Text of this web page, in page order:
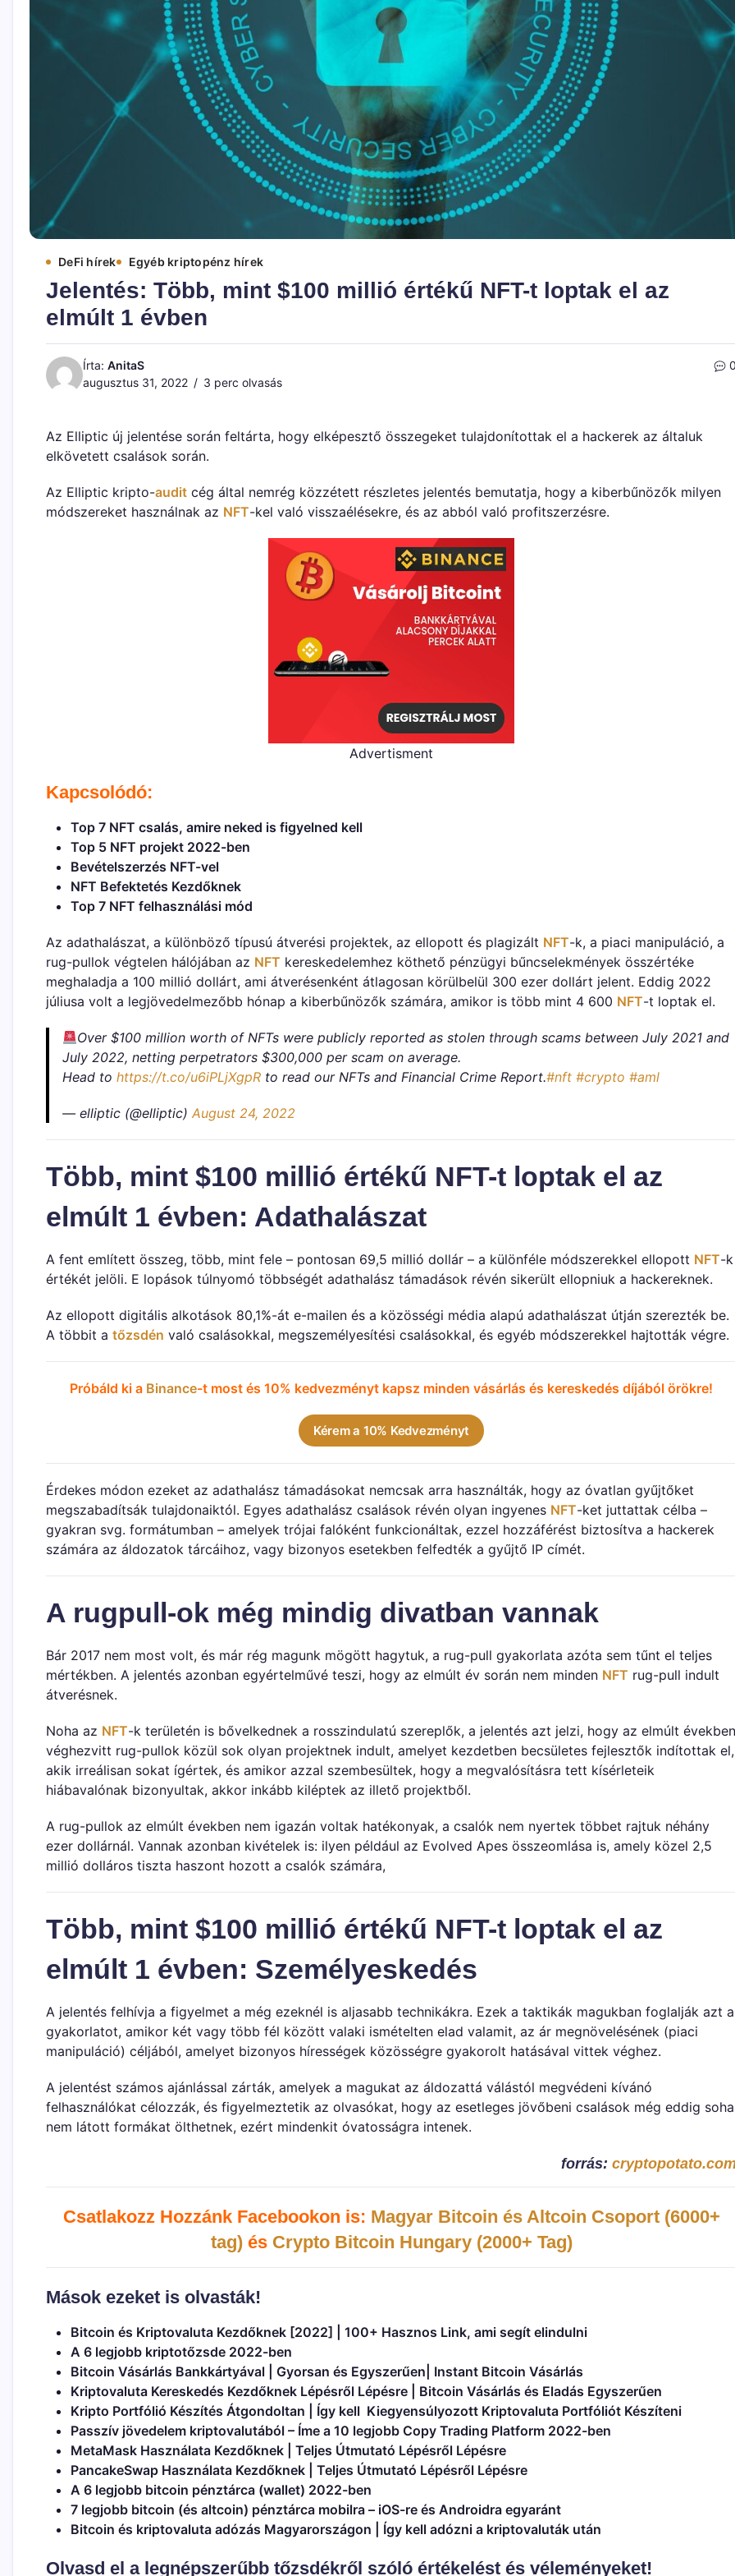
DeFi hírek Egyéb kriptopénz hírek
Jelentés: Több, mint $100 millió értékű NFT-t loptak el az
elmúlt 1 évben
Írta: AnitaS
augusztus 31, 2022
3 perc olvasás
Az Elliptic új jelentése során feltárta, hogy elképesztő összegeket tulajdonítottak el a hackerek az általuk
elkövetett csalások során.
Az Elliptic kripto-audit cég által nemrég közzétett részletes jelentés bemutatja, hogy a kiberbűnözők milyen
módszereket használnak az NFT-kel való visszaélésekre, és az abból való profitszerzésre.
Advertisment
Kapcsolódó:
Top 7 NFT csalás, amire neked is figyelned kell
Top 5 NFT projekt 2022-ben
Bevételszerzés NFT-vel
NFT Befektetés Kezdőknek
Top 7 NFT felhasználási mód
Az adathalászat, a különböző típusú átverési projektek, az ellopott és plagizált NFT-k, a piaci manipuláció, a
rug-pullok végtelen hálójában az NFT kereskedelemhez köthető pénzügyi bűncselekmények összértéke
meghaladja a 100 millió dollárt, ami átverésenként átlagosan körülbelül 300 ezer dollárt jelent. Eddig 2022
júliusa volt a legjövedelmezőbb hónap a kiberbűnözők számára, amikor is több mint 4 600 NFT-t loptak el.
Over $100 million worth of NFTs were publicly reported as stolen through scams between July 2021 and
July 2022, netting perpetrators $300,000 per scam on average.
Head to https://t.co/u6iPLjXgpR to read our NFTs and Financial Crime Report.#nft #crypto #aml
— elliptic (@elliptic) August 24, 2022
Több, mint $100 millió értékű NFT-t loptak el az
elmúlt 1 évben: Adathalászat
A fent említett összeg, több, mint fele – pontosan 69,5 millió dollár – a különféle módszerekkel ellopott NFT-k
értékét jelöli. E lopások túlnyomó többségét adathalász támadások révén sikerült ellopniuk a hackereknek.
Az ellopott digitális alkotások 80,1%-át e-mailen és a közösségi média alapú adathalászat útján szerezték be.
A többit a tőzsdén való csalásokkal, megszemélyesítési csalásokkal, és egyéb módszerekkel hajtották végre.
Próbáld ki a Binance-t most és 10% kedvezményt kapsz minden vásárlás és kereskedés díjából örökre!
Kérem a 10% Kedvezményt
Érdekes módon ezeket az adathalász támadásokat nemcsak arra használták, hogy az óvatlan gyűjtőket
megszabadítsák tulajdonaiktól. Egyes adathalász csalások révén olyan ingyenes NFT-ket juttattak célba –
gyakran svg. formátumban – amelyek trójai falóként funkcionáltak, ezzel hozzáférést biztosítva a hackerek
számára az áldozatok tárcáihoz, vagy bizonyos esetekben felfedték a gyűjtő IP címét.
A rugpull-ok még mindig divatban vannak
Bár 2017 nem most volt, és már rég magunk mögött hagytuk, a rug-pull gyakorlata azóta sem tűnt el teljes
mértékben. A jelentés azonban egyértelművé teszi, hogy az elmúlt év során nem minden NFT rug-pull indult
átverésnek.
Noha az NFT-k területén is bővelkednek a rosszindulatú szereplők, a jelentés azt jelzi, hogy az elmúlt években
véghezvitt rug-pullok közül sok olyan projektnek indult, amelyet kezdetben becsületes fejlesztők indítottak el,
akik irreálisan sokat ígértek, és amikor azzal szembesültek, hogy a megvalósításra tett kísérleteik
hiábavalónak bizonyultak, akkor inkább kiléptek az illető projektből.
A rug-pullok az elmúlt években nem igazán voltak hatékonyak, a csalók nem nyertek többet rajtuk néhány
ezer dollárnál. Vannak azonban kivételek is: ilyen például az Evolved Apes összeomlása is, amely közel 2,5
millió dolláros tiszta haszont hozott a csalók számára,
Több, mint $100 millió értékű NFT-t loptak el az
elmúlt 1 évben: Személyeskedés
A jelentés felhívja a figyelmet a még ezeknél is aljasabb technikákra. Ezek a taktikák magukban foglalják azt a
gyakorlatot, amikor két vagy több fél között valaki ismételten elad valamit, az ár megnövelésének (piaci
manipuláció) céljából, amelyet bizonyos hírességek közösségre gyakorolt hatásával vittek véghez.
A jelentést számos ajánlással zárták, amelyek a magukat az áldozattá válástól megvédeni kívánó
felhasználókat célozzák, és figyelmeztetik az olvasókat, hogy az esetleges jövőbeni csalások még eddig soha
nem látott formákat ölthetnek, ezért mindenkit óvatosságra intenek.
forrás:
Csatlakozz Hozzánk Facebookon is: Magyar Bitcoin és Altcoin Csoport (6000+
tag) és Crypto Bitcoin Hungary (2000+ Tag)
Mások ezeket is olvasták!
Bitcoin és Kriptovaluta Kezdőknek [2022] | 100+ Hasznos Link, ami segít elindulni
A 6 legjobb kriptotőzsde 2022-ben
Bitcoin Vásárlás Bankkártyával | Gyorsan és Egyszerűen| Instant Bitcoin Vásárlás
Kriptovaluta Kereskedés Kezdőknek Lépésről Lépésre | Bitcoin Vásárlás és Eladás Egyszerűen
Kripto Portfólió Készítés Átgondoltan | Így kell Kiegyensúlyozott Kriptovaluta Portfóliót Készíteni
Passzív jövedelem kriptovalutából – Íme a 10 legjobb Copy Trading Platform 2022-ben
MetaMask Használata Kezdőknek | Teljes Útmutató Lépésről Lépésre
PancakeSwap Használata Kezdőknek | Teljes Útmutató Lépésről Lépésre
A 6 legjobb bitcoin pénztárca (wallet) 2022-ben
7 legjobb bitcoin (és altcoin) pénztárca mobilra – iOS-re és Androidra egyaránt
Bitcoin és kriptovaluta adózás Magyarországon | Így kell adózni a kriptovaluták után
Olvasd el a legnépszerűbb tőzsdékről szóló értékelést és véleményeket!